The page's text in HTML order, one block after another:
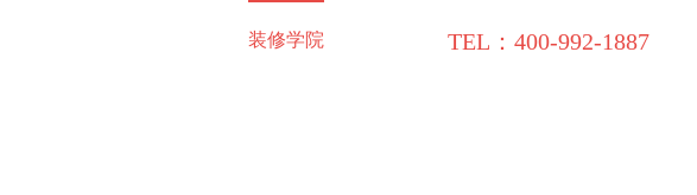
TEL：400-992-1887
装修学院